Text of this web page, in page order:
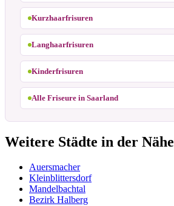
Kurzhaarfrisuren
Langhaarfrisuren
Kinderfrisuren
Alle Friseure in Saarland
Weitere Städte in der Nähe
Auersmacher
Kleinblittersdorf
Mandelbachtal
Bezirk Halberg